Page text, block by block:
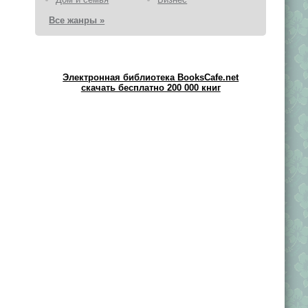
Все жанры »
Электронная библиотека BooksCafe.net
скачать бесплатно 200 000 книг